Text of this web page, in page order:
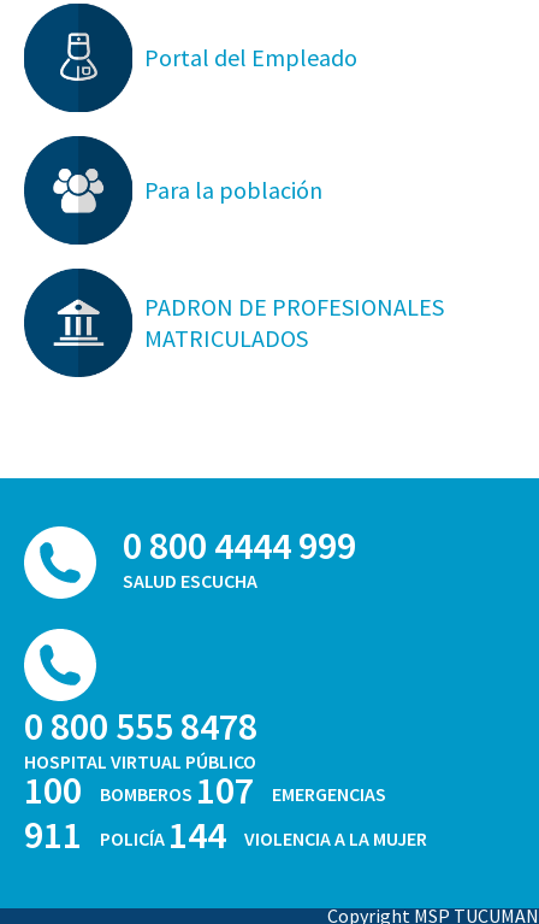
Portal del Empleado
Para la población
PADRON DE PROFESIONALES
MATRICULADOS
0 800 4444 999
SALUD ESCUCHA
0 800 555 8478
HOSPITAL VIRTUAL PÚBLICO
100 BOMBEROS 107 EMERGENCIAS
911 POLICÍA 144 VIOLENCIA A LA MUJER
Copyright MSP TUCUMAN